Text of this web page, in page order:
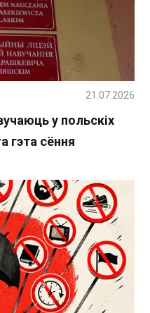
у польскіх
гэта сёння
21.07.2026